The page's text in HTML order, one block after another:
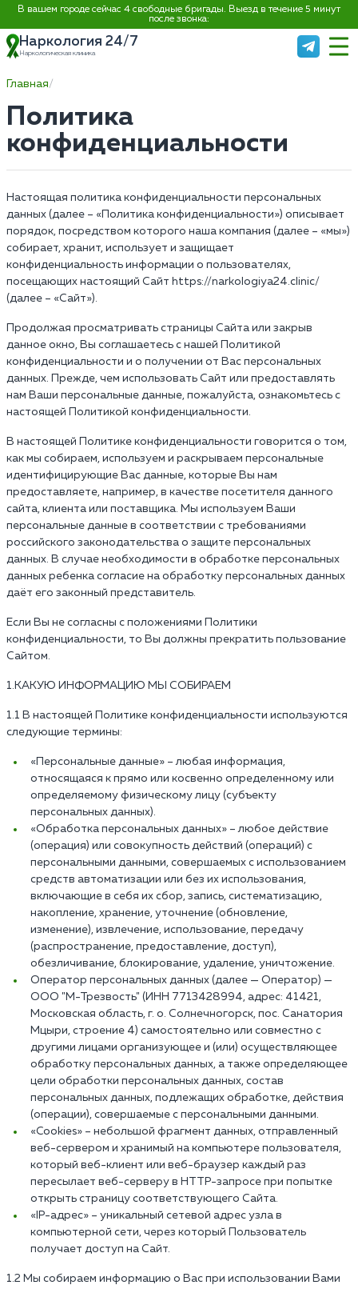
В вашем городе сейчас 4 свободные бригады. Выезд в течение 5 минут
после звонка:
Наркология 24/7
Наркологическая клиника
Главная
Политика
конфиденциальности
Настоящая политика конфиденциальности персональных
данных (далее – «Политика конфиденциальности») описывает
порядок, посредством которого наша компания (далее – «мы»)
собирает, хранит, использует и защищает
конфиденциальность информации о пользователях,
посещающих настоящий Сайт https://narkologiya24.clinic/
(далее – «Сайт»).
Продолжая просматривать страницы Сайта или закрыв
данное окно, Вы соглашаетесь с нашей Политикой
конфиденциальности и о получении от Вас персональных
данных. Прежде, чем использовать Сайт или предоставлять
нам Ваши персональные данные, пожалуйста, ознакомьтесь с
настоящей Политикой конфиденциальности.
В настоящей Политике конфиденциальности говорится о том,
как мы собираем, используем и раскрываем персональные
идентифицирующие Вас данные, которые Вы нам
предоставляете, например, в качестве посетителя данного
сайта, клиента или поставщика. Мы используем Ваши
персональные данные в соответствии с требованиями
российского законодательства о защите персональных
данных. В случае необходимости в обработке персональных
данных ребенка согласие на обработку персональных данных
даёт его законный представитель.
Если Вы не согласны с положениями Политики
конфиденциальности, то Вы должны прекратить пользование
Сайтом.
1.КАКУЮ ИНФОРМАЦИЮ МЫ СОБИРАЕМ
1.1 В настоящей Политике конфиденциальности используются
следующие термины:
«Персональные данные» – любая информация,
относящаяся к прямо или косвенно определенному или
определяемому физическому лицу (субъекту
персональных данных).
«Обработка персональных данных» – любое действие
(операция) или совокупность действий (операций) с
персональными данными, совершаемых с использованием
средств автоматизации или без их использования,
включающие в себя их сбор, запись, систематизацию,
накопление, хранение, уточнение (обновление,
изменение), извлечение, использование, передачу
(распространение, предоставление, доступ),
обезличивание, блокирование, удаление, уничтожение.
Оператор персональных данных (далее — Оператор) —
ООО "М-Трезвость" (ИНН 7713428994, адрес: 41421,
Московская область, г. о. Солнечногорск, пос. Санатория
Мцыри, строение 4) самостоятельно или совместно с
другими лицами организующее и (или) осуществляющее
обработку персональных данных, а также определяющее
цели обработки персональных данных, состав
персональных данных, подлежащих обработке, действия
(операции), совершаемые с персональными данными.
«Cookies» – небольшой фрагмент данных, отправленный
веб-сервером и хранимый на компьютере пользователя,
который веб-клиент или веб-браузер каждый раз
пересылает веб-серверу в HTTP-запросе при попытке
открыть страницу соответствующего Сайта.
«IP-адрес» – уникальный сетевой адрес узла в
компьютерной сети, через который Пользователь
получает доступ на Сайт.
1.2 Мы собираем информацию о Вас при использовании Вами